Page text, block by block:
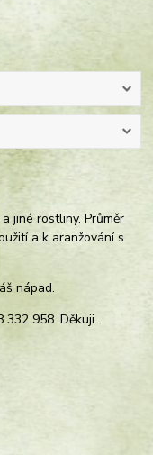
jiné rostliny. Průměr
a k aranžování s
nápad.
958. Děkuji.